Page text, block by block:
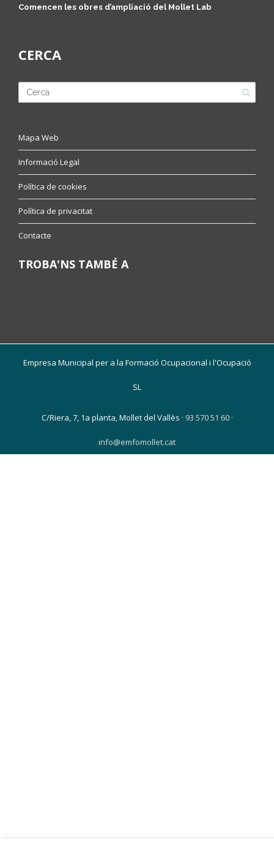
Comencen les obres d’ampliació del Mollet Lab
CERCA
Mapa Web
Informació Legal
Política de cookies
Política de privacitat
Contacte
TROBA'NS TAMBÉ A
Empresa Municipal per a la Formació Ocupacional i l'Ocupació
SL
C/Riera, 7, 1a planta, Mollet del Vallès · 93 570 51 60·
info@emfomollet.cat